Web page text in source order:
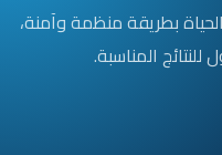
بطريقة منظمة وآمنة،
المناسبة.